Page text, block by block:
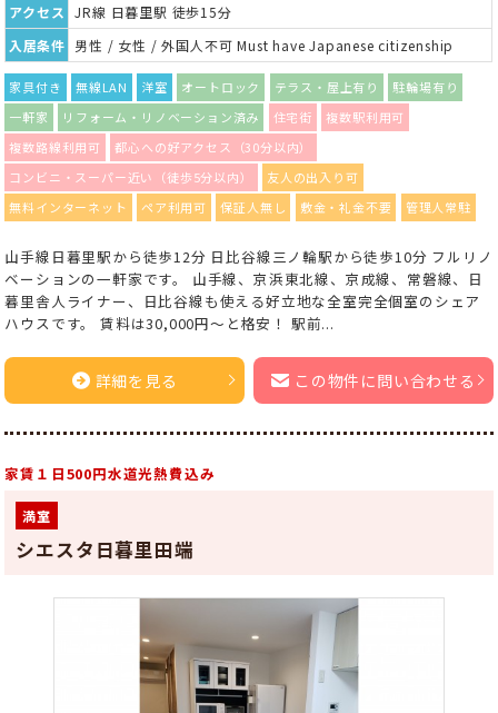
アクセス
JR線 日暮里駅 徒歩15分
入居条件 男性 / 女性 / 外国人不可 Must have Japanese citizenship
家具付き 無線LAN 洋室 オートロック テラス・屋上有り
駐輪場有り
一軒家
リフォーム・リノベーション済み 住宅街
複数駅利用可
複数路線利用可
都心への好アクセス（30分以内）
コンビニ・スーパー近い（徒歩5分以内）
友人の出入り可
無料インターネット
ペア利用可 保証人無し 敷金・礼金不要 管理人常駐
山手線日暮里駅から徒歩12分 日比谷線三ノ輪駅から徒歩10分 フルリノ
ベーションの一軒家です。 山手線、京浜東北線、京成線、常磐線、日
暮里舎人ライナー、日比谷線も使える好立地な全室完全個室のシェア
ハウスです。 賃料は30,000円～と格安！ 駅前...
詳細を見る この物件に問い合わせる
家賃１日500円水道光熱費込み
満室
シエスタ日暮里田端